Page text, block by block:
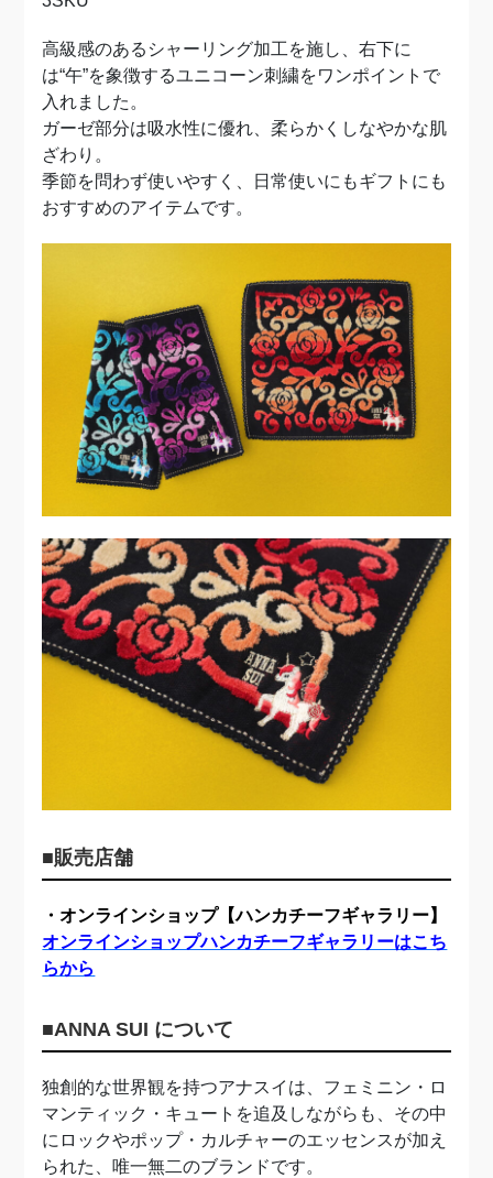
高級感のあるシャーリング加工を施し、右下に
は“午”を象徴するユニコーン刺繍をワンポイントで
入れました。
ガーゼ部分は吸水性に優れ、柔らかくしなやかな肌
ざわり。
季節を問わず使いやすく、日常使いにもギフトにも
おすすめのアイテムです。
■販売店舗
・オンラインショップ【ハンカチーフギャラリー】
オンラインショップハンカチーフギャラリーはこち
らから
■ANNA SUI について
独創的な世界観を持つアナスイは、フェミニン・ロ
マンティック・キュートを追及しながらも、その中
にロックやポップ・カルチャーのエッセンスが加え
られた、唯一無二のブランドです。